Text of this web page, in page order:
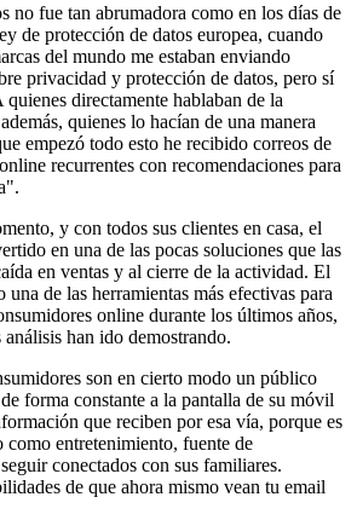
no fue tan abrumadora como en los días de
de protección de datos europea, cuando
del mundo me estaban enviando
privacidad y protección de datos, pero sí
directamente hablaban de la
quienes lo hacían de una manera
empezó todo esto he recibido correos de
recurrentes con recomendaciones para
y con todos sus clientes en casa, el
en una de las pocas soluciones que las
en ventas y al cierre de la actividad. El
de las herramientas más efectivas para
online durante los últimos años,
han ido demostrando.
son en cierto modo un público
forma constante a la pantalla de su móvil
que reciben por esa vía, porque es
como entretenimiento, fuente de
conectados con sus familiares.
de que ahora mismo vean tu email